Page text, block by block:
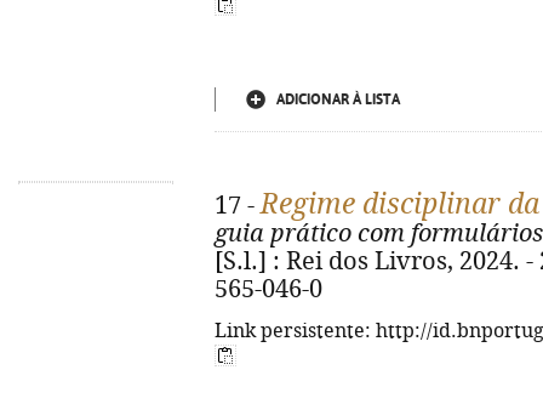
ADICIONAR À LISTA
17 -Regime disciplinar
guia prático com formulários
[S.l.] : Rei dos Livros, 2024. -
565-046-0
Link persistente: http://